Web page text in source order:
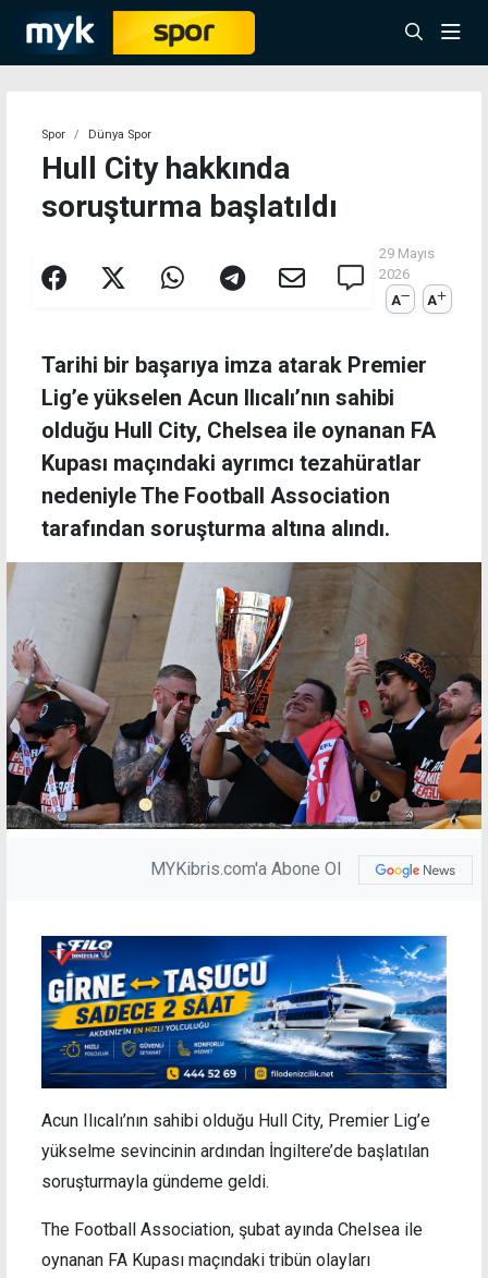
Spor Dünya Spor
Hull City hakkında
soruşturma başlatıldı
29 Mayıs
2026
A
A
Tarihi bir başarıya imza atarak Premier
Lig’e yükselen Acun Ilıcalı’nın sahibi
olduğu Hull City, Chelsea ile oynanan FA
Kupası maçındaki ayrımcı tezahüratlar
nedeniyle The Football Association
tarafından soruşturma altına alındı.
MYKibris.com'a Abone Ol
Acun Ilıcalı’nın sahibi olduğu Hull City, Premier Lig’e
yükselme sevincinin ardından İngiltere’de başlatılan
soruşturmayla gündeme geldi.
The Football Association, şubat ayında Chelsea ile
oynanan FA Kupası maçındaki tribün olayları